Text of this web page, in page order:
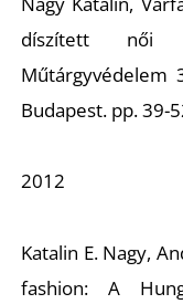
díszített női
Műtárgyvédelem
Budapest. pp. 39-
2012
Katalin E. Nagy,
fashion: A